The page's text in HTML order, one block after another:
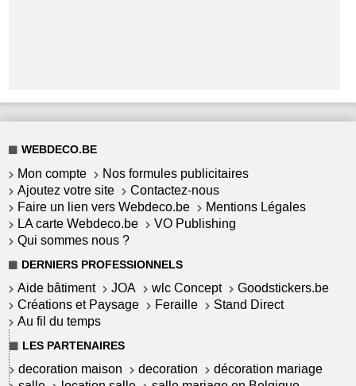
WEBDECO.BE
Mon compte
Nos formules publicitaires
Ajoutez votre site
Contactez-nous
Faire un lien vers Webdeco.be
Mentions Légales
LA carte Webdeco.be
VO Publishing
Qui sommes nous ?
DERNIERS PROFESSIONNELS
Aide bâtiment JOA wlc Concept
Goodstickers.be
Créations et Paysage
Feraille
Stand Direct
Au fil du temps
LES PARTENAIRES
decoration maison decoration
décoration mariage